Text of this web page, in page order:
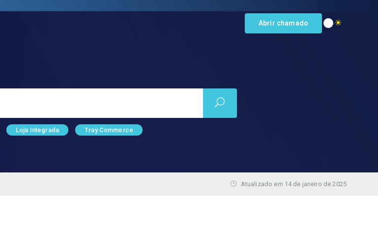
Abrir chamado
Loja Integrada Tray Commerce
Atualizado em 14 de janeiro de 2025